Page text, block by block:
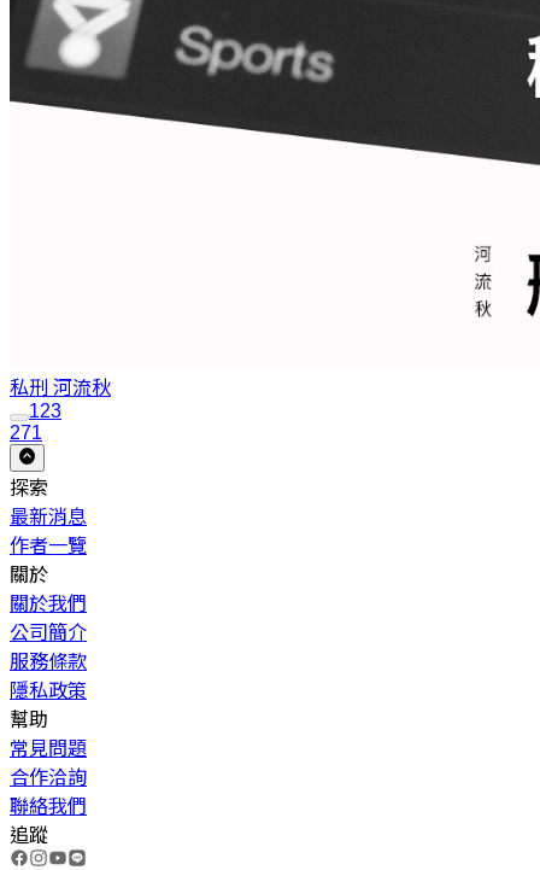
私刑 河流秋
123
271
探索
最新消息
作者一覽
關於
關於我們
公司簡介
服務條款
隱私政策
幫助
常見問題
合作洽詢
聯絡我們
追蹤